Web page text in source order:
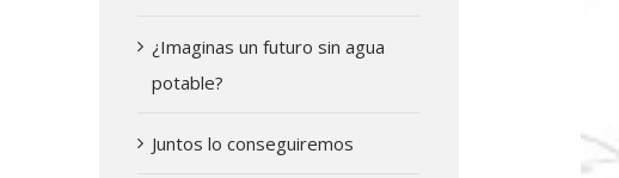
¿Imaginas un futuro sin agua
potable?
Juntos lo conseguiremos